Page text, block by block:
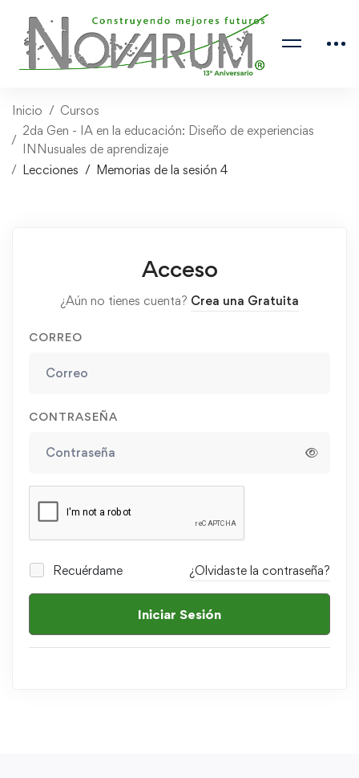
Inicio
Cursos
2da Gen - IA en la educación: Diseño de experiencias
INNusuales de aprendizaje
Lecciones
Memorias de la sesión 4
Acceso
¿Aún no tienes cuenta? Crea una Gratuita
CORREO
CONTRASEÑA
Recuérdame ¿Olvidaste la contraseña?
Iniciar Sesión